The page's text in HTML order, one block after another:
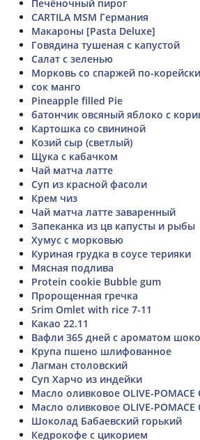
Печёночный пирог
CARTILA MSM Германия
Макароны [Pasta Deluxe]
Говядина тушеная с капустой
Салат с зеленью
Морковь со спаржей по-корейски
сок манго
Pineapple filled Pie
батончик овсяный яблоко с
Картошка со свининой
Козий сыр (светлый)
Щука с кабачком
Чай матча латте
Суп из красной фасоли
Крем чиз
Чай матча латте заваренный
Запеканка из цв капусты и рыбы
Хумус с морковью
Куриная грудка в соусе терияки
Мясная подлива
Protein cookie Bubble gum
Пророщенная гречка
Srim Omlet with rice 7-11
Какао 22.11
Вафли 365 дней с ароматом
Крупа пшено шлифованное
Лагман столовский
Суп Харчо из индейки
Масло оливковое OLIVE-POMACE
Масло оливковое OLIVE-POMACE
Шоколад Бабаевский горький
Кедрокофе с цикорием